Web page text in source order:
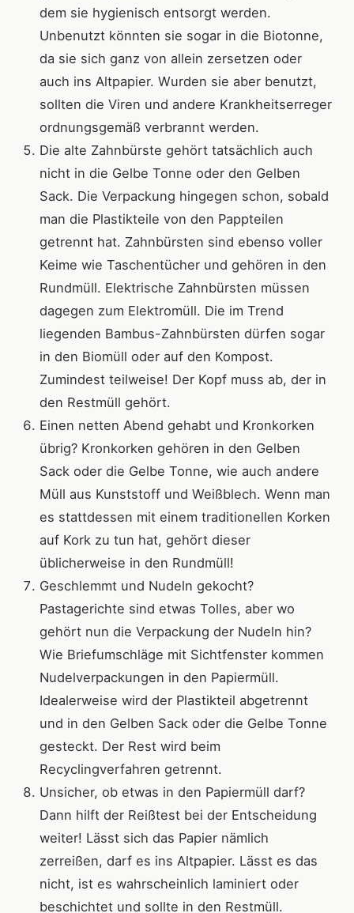
dem sie hygienisch entsorgt werden.
Unbenutzt könnten sie sogar in die Biotonne,
da sie sich ganz von allein zersetzen oder
auch ins Altpapier. Wurden sie aber benutzt,
sollten die Viren und andere Krankheitserreger
ordnungsgemäß verbrannt werden.
Die alte Zahnbürste gehört tatsächlich auch
nicht in die Gelbe Tonne oder den Gelben
Sack. Die Verpackung hingegen schon, sobald
man die Plastikteile von den Pappteilen
getrennt hat. Zahnbürsten sind ebenso voller
Keime wie Taschentücher und gehören in den
Rundmüll. Elektrische Zahnbürsten müssen
dagegen zum Elektromüll. Die im Trend
liegenden Bambus-Zahnbürsten dürfen sogar
in den Biomüll oder auf den Kompost.
Zumindest teilweise! Der Kopf muss ab, der in
den Restmüll gehört.
Einen netten Abend gehabt und Kronkorken
übrig? Kronkorken gehören in den Gelben
Sack oder die Gelbe Tonne, wie auch andere
Müll aus Kunststoff und Weißblech. Wenn man
es stattdessen mit einem traditionellen Korken
auf Kork zu tun hat, gehört dieser
üblicherweise in den Rundmüll!
Geschlemmt und Nudeln gekocht?
Pastagerichte sind etwas Tolles, aber wo
gehört nun die Verpackung der Nudeln hin?
Wie Briefumschläge mit Sichtfenster kommen
Nudelverpackungen in den Papiermüll.
Idealerweise wird der Plastikteil abgetrennt
und in den Gelben Sack oder die Gelbe Tonne
gesteckt. Der Rest wird beim
Recyclingverfahren getrennt.
Unsicher, ob etwas in den Papiermüll darf?
Dann hilft der Reißtest bei der Entscheidung
weiter! Lässt sich das Papier nämlich
zerreißen, darf es ins Altpapier. Lässt es das
nicht, ist es wahrscheinlich laminiert oder
beschichtet und sollte in den Restmüll.